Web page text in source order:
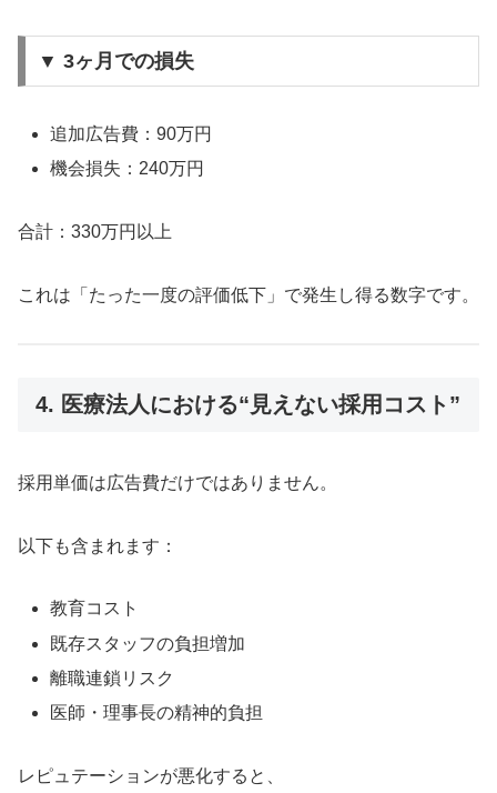
▼ 3ヶ月での損失
追加広告費：90万円
機会損失：240万円
合計：330万円以上
これは「たった一度の評価低下」で発生し得る数字です。
4. 医療法人における“見えない採用コスト”
採用単価は広告費だけではありません。
以下も含まれます：
教育コスト
既存スタッフの負担増加
離職連鎖リスク
医師・理事長の精神的負担
レピュテーションが悪化すると、